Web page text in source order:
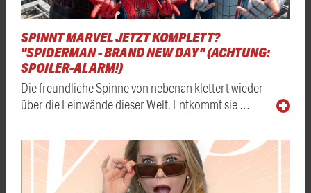
SPINNT MARVEL JETZT KOMPLETT?
"SPIDERMAN - BRAND NEW DAY" (ACHTUNG:
SPOILER-ALARM!)
Die freundliche Spinne von nebenan klettert wieder
über die Leinwände dieser Welt. Entkommt sie …